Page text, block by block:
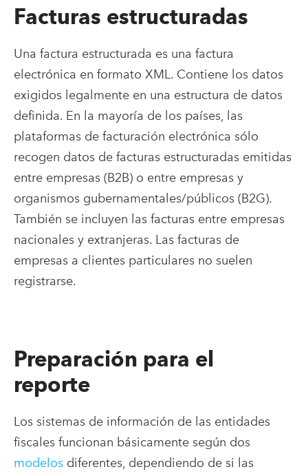
Facturas estructuradas
Una factura estructurada es una factura
electrónica en formato XML. Contiene los datos
exigidos legalmente en una estructura de datos
definida. En la mayoría de los países, las
plataformas de facturación electrónica sólo
recogen datos de facturas estructuradas emitidas
entre empresas (B2B) o entre empresas y
organismos gubernamentales/públicos (B2G).
También se incluyen las facturas entre empresas
nacionales y extranjeras. Las facturas de
empresas a clientes particulares no suelen
registrarse.
Preparación para el
reporte
Los sistemas de información de las entidades
fiscales funcionan básicamente según dos
modelos diferentes, dependiendo de si las